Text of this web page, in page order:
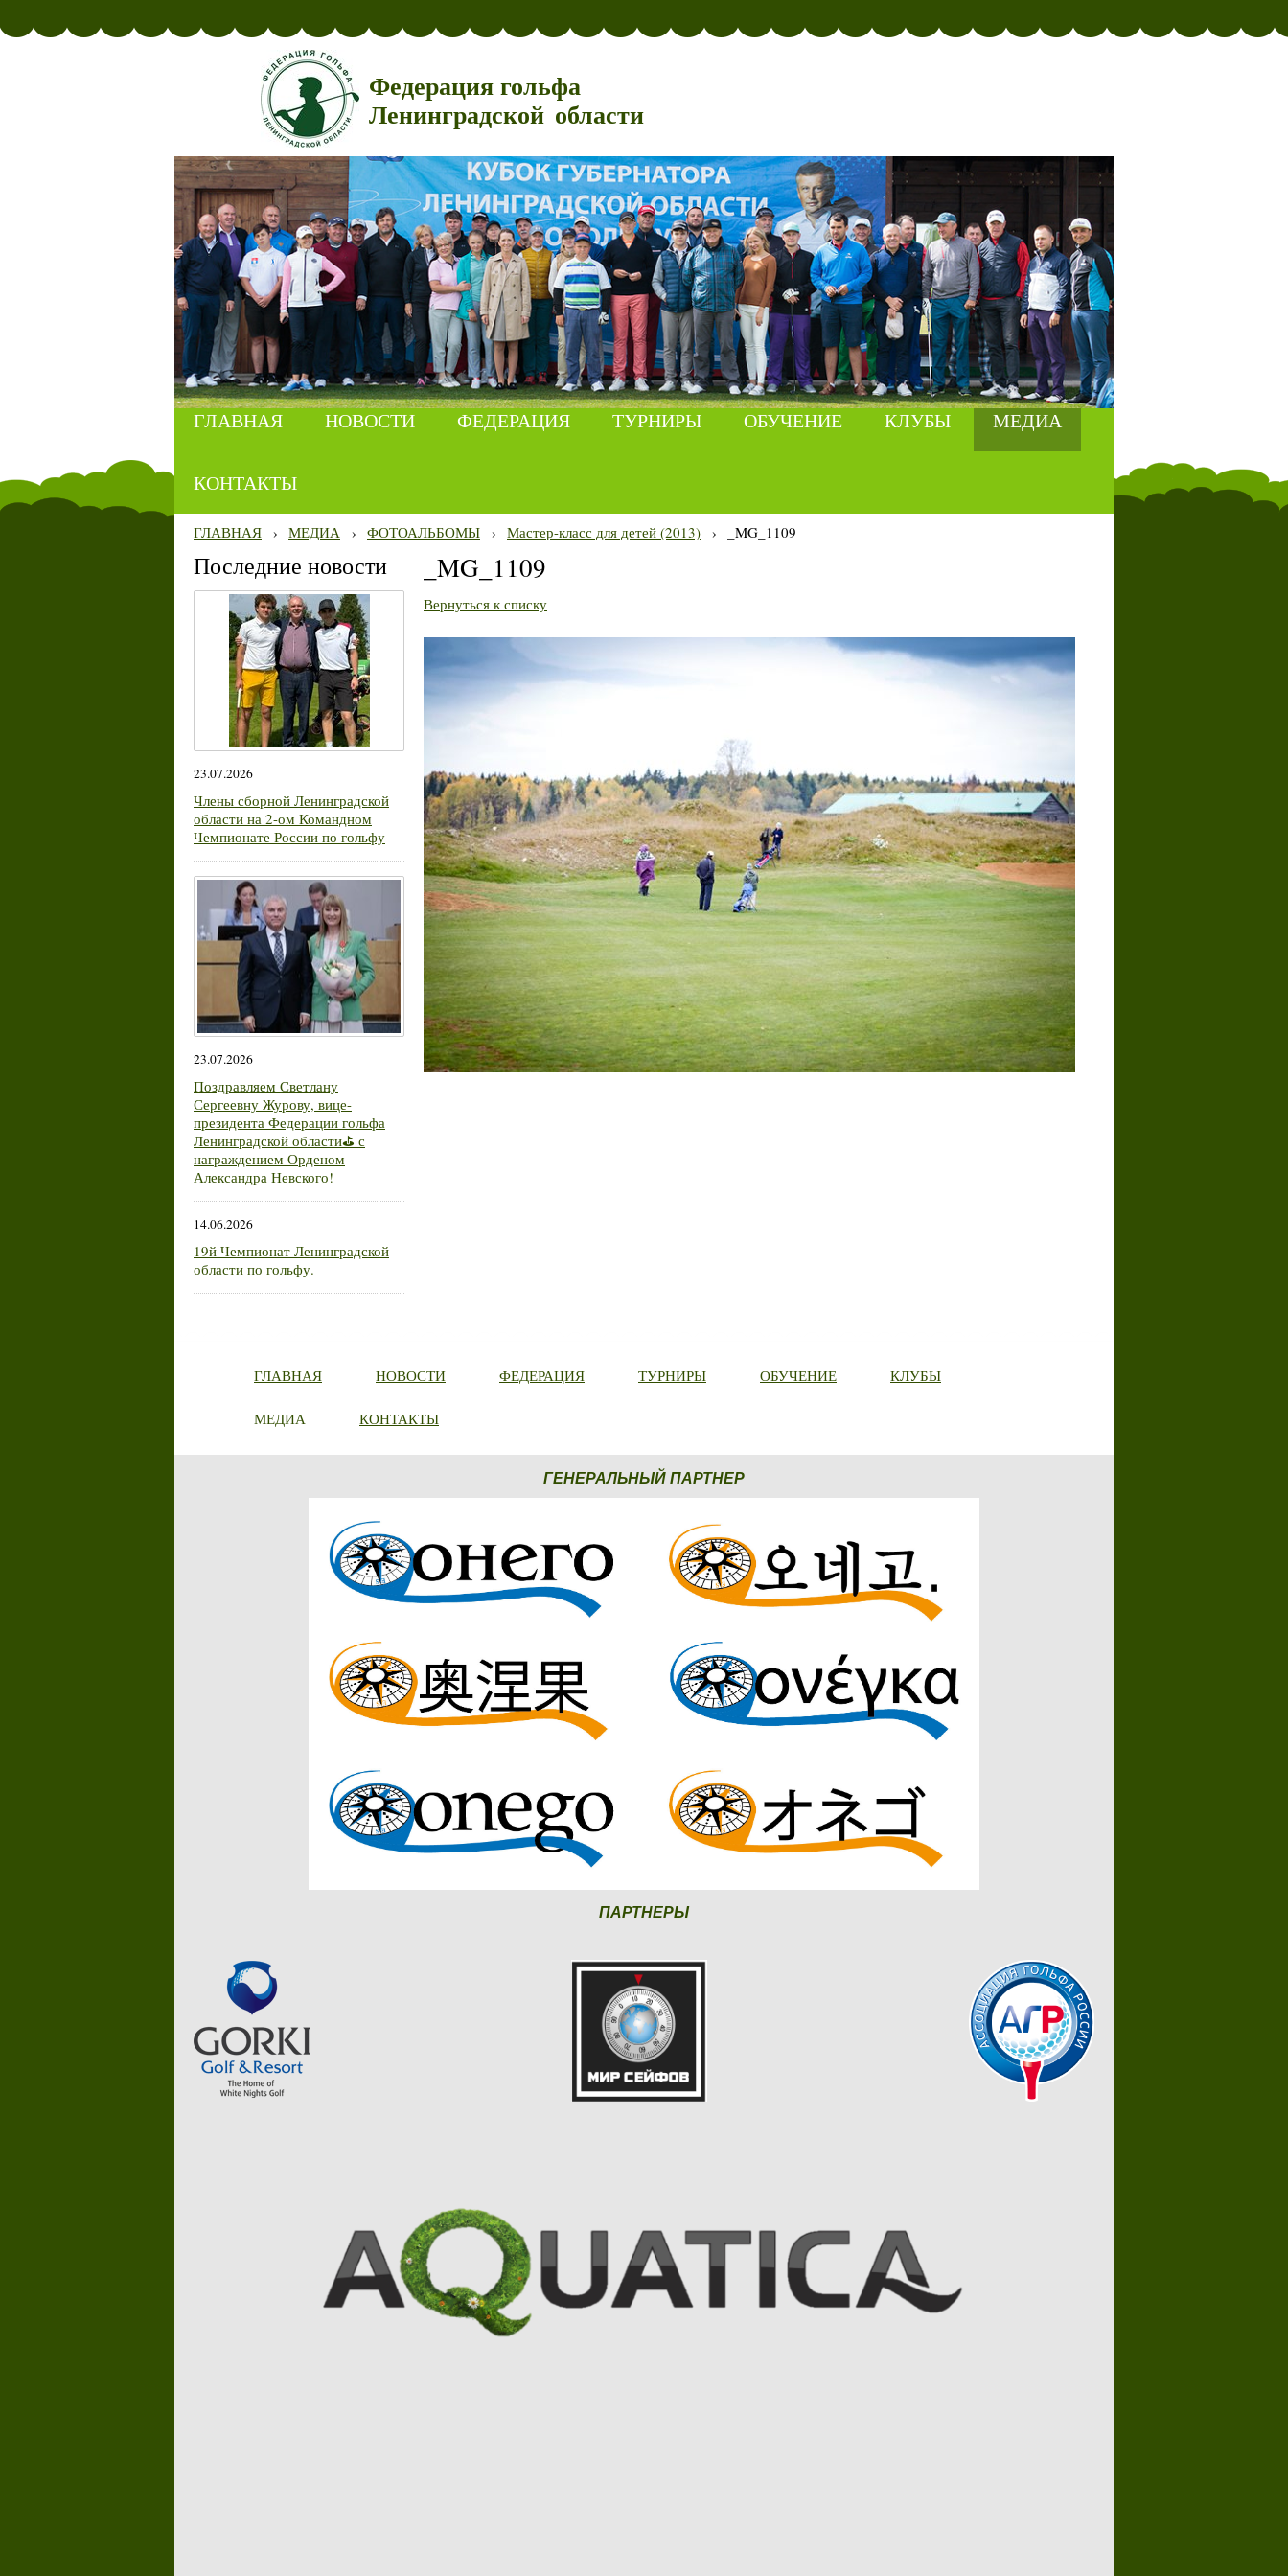
Федерация гольфа
Ленинградской области
ГЛАВНАЯ НОВОСТИ ФЕДЕРАЦИЯ ТУРНИРЫ ОБУЧЕНИЕ КЛУБЫ МЕДИА
КОНТАКТЫ
ГЛАВНАЯ › МЕДИА › ФОТОАЛЬБОМЫ › Мастер-класс для детей (2013) › _MG_1109
Последние новости
23.07.2026
Члены сборной Ленинградской
области на 2-ом Командном
Чемпионате России по гольфу
23.07.2026
Поздравляем Светлану
Сергеевну Журову, вице-
президента Федерации гольфа
Ленинградской области⛳ с
награждением Орденом
Александра Невского!
14.06.2026
19й Чемпионат Ленинградской
области по гольфу.
_MG_1109
Вернуться к списку
ГЛАВНАЯ НОВОСТИ ФЕДЕРАЦИЯ ТУРНИРЫ ОБУЧЕНИЕ КЛУБЫ
МЕДИА КОНТАКТЫ
ГЕНЕРАЛЬНЫЙ ПАРТНЕР
ПАРТНЕРЫ